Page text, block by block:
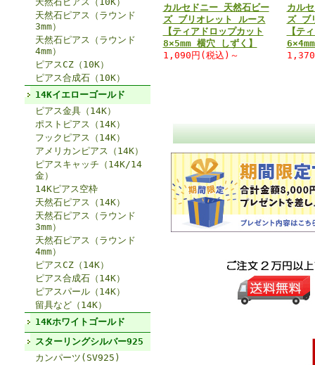
天然石ピアス（ラウンド
3mm）
天然石ピアス（ラウンド
4mm）
ピアスCZ（10K）
ピアス合成石（10K）
14Kイエローゴールド
ピアス金具（14K）
ポストピアス（14K）
フックピアス（14K）
アメリカンピアス（14K）
ピアスキャッチ（14K/14
金）
14Kピアス空枠
天然石ピアス（14K）
天然石ピアス（ラウンド
3mm）
天然石ピアス（ラウンド
4mm）
ピアスCZ（14K）
ピアス合成石（14K）
ピアスパール（14K）
留具など（14K）
14Kホワイトゴールド
スターリングシルバー925
カンパーツ(SV925)
カルセドニー 天然石ビー
ズ ブリオレット ルース
【ティアドロップカット
8×5mm 横穴 しずく】
1,090円(税込)～
カル
ズ ブ
【テ